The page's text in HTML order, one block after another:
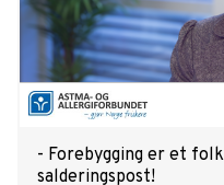
- Forebygging er et
salderingspost!